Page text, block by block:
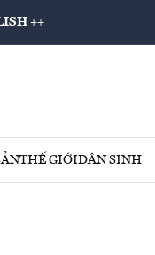
++
THẾ GIỚIDÂN SINH